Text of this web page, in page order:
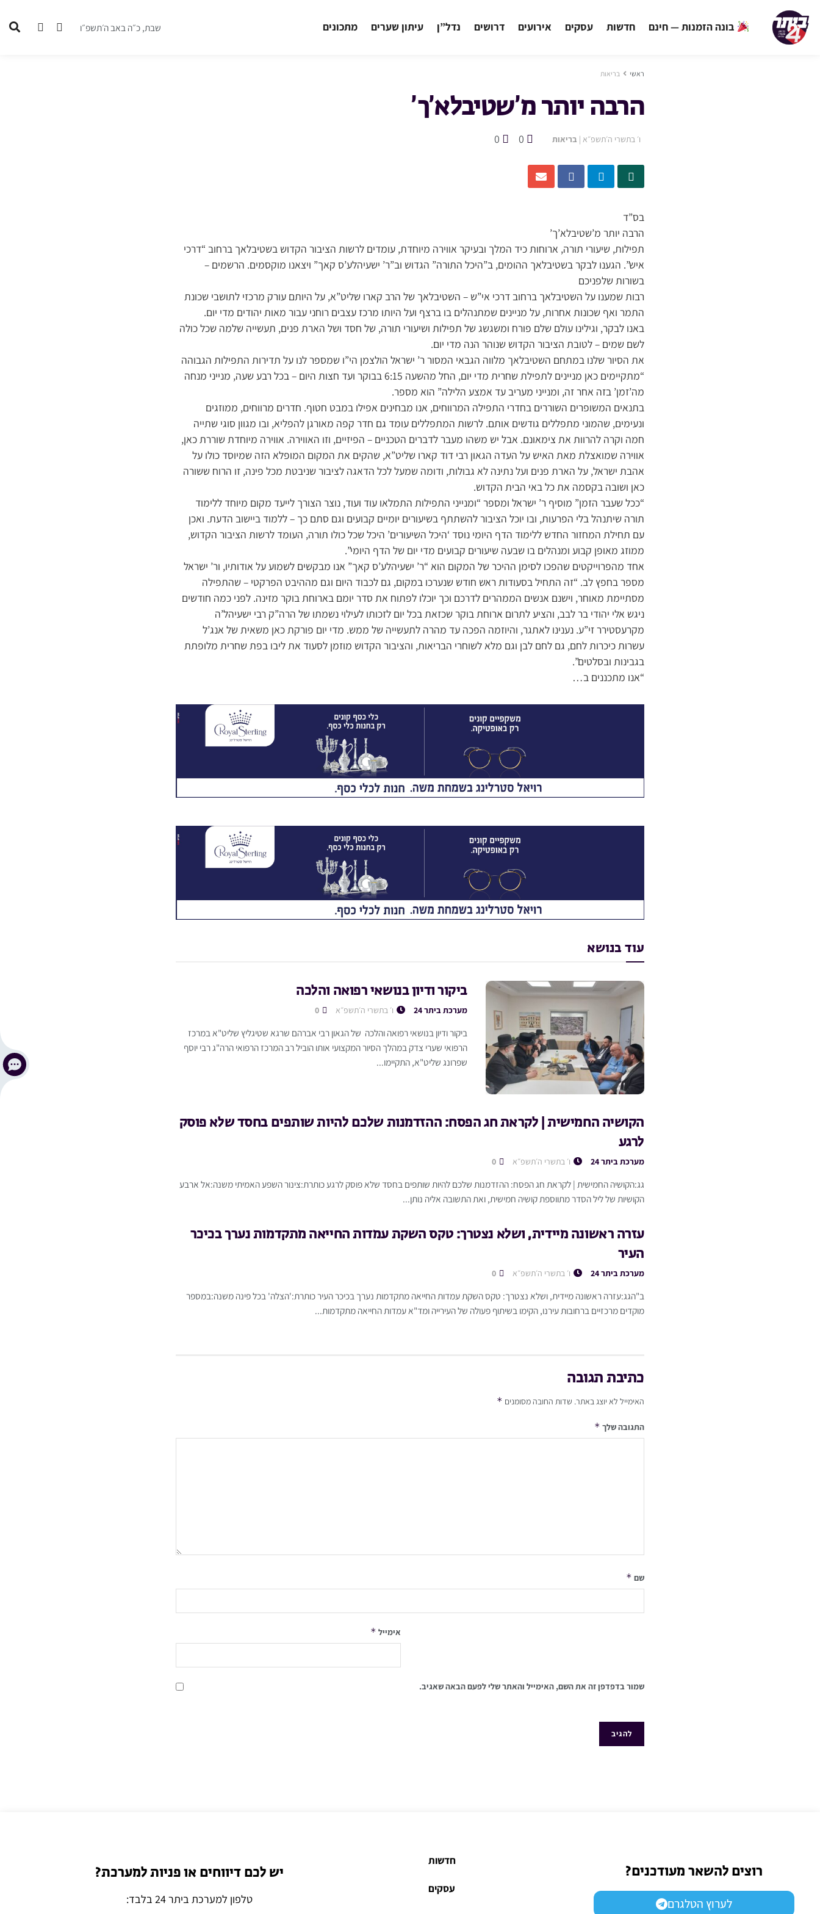
בונה הזמנות — חינם חדשות עסקים אירועים דרושים נדל”ן עיתון שערים מתכונים שבת, כ״ה באב ה׳תשפ״ו
ראשי בריאות
הרבה יותר מ’שטיבלא’ך’
ו׳ בתשרי ה׳תשפ״א | בריאות 0
0
בס”ד
הרבה יותר מ’שטיבלא’ך’
תפילות, שיעורי תורה, ארוחות כיד המלך ובעיקר אווירה מיוחדת, עומדים לרשות הציבור הקדוש בשטיבלאך ברחוב “דרכי
איש”. הגענו לבקר בשטיבלאך ההומים, ב”היכל התורה” הגדוש וב”ר’ ישעיהלע’ס קאך” ויצאנו מוקסמים. הרשמים –
בשורות שלפניכם
רבות שמענו על השטיבלאך ברחוב דרכי אי”ש – השטיבלאך של הרב קארו שליט”א, על היותם עורק מרכזי לתושבי שכונת
התמר ואף שכונות אחרות, על מניינים שמתנהלים בו ברצף ועל היותו מרכז עצבים רוחני עבור מאות יהודים מדי יום.
באנו לבקר, וגילינו עולם שלם פורח ומשגשג של תפילות ושיעורי תורה, של חסד ושל הארת פנים, תעשייה שלמה שכל כולה
לשם שמים – לטובת הציבור הקדוש שנוהר הנה מדי יום.
את הסיור שלנו במתחם השטיבלאך מלווה הגבאי המסור ר’ ישראל הולצמן הי”ו שמספר לנו על תדירות התפילות הגבוהה
“מתקיימים כאן מניינים לתפילת שחרית מדי יום, החל מהשעה 6:15 בבוקר ועד חצות היום – בכל רבע שעה, מנייני מנחה
מה’זמן’ בזה אחר זה, ומנייני מעריב עד אמצע הלילה” הוא מספר.
בתנאים המשופרים השוררים בחדרי התפילה המרווחים, אנו מבחינים אפילו במבט חטוף. חדרים מרווחים, ממוזגים
ונעימים, שהמוני מתפללים גודשים אותם. לרשות המתפללים עומד גם חדר קפה מאורגן להפליא, ובו מגוון סוגי שתייה
חמה וקרה להרוות את צימאונם. אבל יש משהו מעבר לדברים הטכניים – הפיזיים, וזו האווירה. אווירה מיוחדת שוררת כאן,
אווירה שמואצלת מאת האיש על העדה הגאון רבי דוד קארו שליט”א, שהקים את המקום המופלא הזה שמיוסד כולו על
אהבת ישראל, על הארת פנים ועל נתינה לא גבולות, ודומה שמעל לכל הדאגה לציבור שניבטת מכל פינה, זו הרוח ששורה
כאן ושובה בקסמה את כל באי הבית הקדוש.
“ככל שעבר הזמן” מוסיף ר’ ישראל ומספר “ומנייני התפילות התמלאו עוד ועוד, נוצר הצורך לייעד מקום מיוחד ללימוד
תורה שיתנהל בלי הפרעות, ובו יוכל הציבור להשתתף בשיעורים יומיים קבועים וגם סתם כך – ללמוד ביישוב הדעת. ואכן
עם תחילת המחזור החדש ללימוד הדף היומי נוסד ‘היכל השיעורים’ היכל שכל כולו תורה, העומד לרשות הציבור הקדוש,
ממוזג מאופן קבוע ומנהלים בו שבעה שיעורים קבועים מדי יום של הדף היומי”.
אחד מהפרוייקטים שהפכו לסימן ההיכר של המקום הוא “ר’ ישעיהלע’ס קאך” אנו מבקשים לשמוע על אודותיו, ור’ ישראל
מספר בחפץ לב. “זה התחיל בסעודות ראש חודש שנערכו במקום, גם לכבוד היום וגם מההיבט הפרקטי – שהתפילה
מסתיימת מאוחר, וישנם אנשים הממהרים לדרכם וכך יוכלו לפתוח את סדר יומם בארוחת בוקר מזינה. לפני כמה חודשים
ניגש אלי יהודי בר לבב, והציע לתרום ארוחת בוקר שכזאת בכל יום לזכותו לעילוי נשמתו של הרה”ק רבי ישעיהל’ה
מקרעסטירר זי”ע. נענינו לאתגר, והיוזמה הפכה עד מהרה לתעשייה של ממש. מדי יום פורקת כאן משאית של אנג’ל
עשרות כיכרות לחם, גם לחם לבן וגם מלא לשוחרי הבריאות, והציבור הקדוש מוזמן לסעוד את ליבו בפת שחרית מלופתת
בגבינות ובסלטים”.
“אנו מתכננים ב…
עוד בנושא
ביקור ודיון בנושאי רפואה והלכה
מערכת ביתר 24 ו׳ בתשרי ה׳תשפ״א
ביקור ודיון בנושאי רפואה והלכה של הגאון רבי אברהם שרגא שטיגליץ שליט"א במרכז
הרפואי שערי צדק במהלך הסיור המקצועי אותו הוביל רב המרכז הרפואי הרה"ג רבי יוסף
שפרונג שליט"א, התקיימו...
הקושיה החמישית | לקראת חג הפסח: ההזדמנות שלכם להיות שותפים בחסד שלא פוסק
לרגע
מערכת ביתר 24 ו׳ בתשרי ה׳תשפ״א
גג:הקושיה החמישית | לקראת חג הפסח: ההזדמנות שלכם להיות שותפים בחסד שלא פוסק לרגע כותרת:צינור השפע האמיתי משנה:אל ארבע
הקושיות של ליל הסדר מתווספת קושיה חמישית, ואת התשובה אליה נותן...
עזרה ראשונה מיידית, ושלא נצטרך: טקס השקת עמדות החייאה מתקדמות נערך בכיכר
העיר
מערכת ביתר 24 ו׳ בתשרי ה׳תשפ״א
ב"הגג:עזרה ראשונה מיידית, ושלא נצטרך: טקס השקת עמדות החייאה מתקדמות נערך בכיכר העיר כותרת:'הצלה' בכל פינה משנה:במספר
מוקדים מרכזיים ברחובות עירנו, הקימו בשיתוף פעולה של העירייה ומד"א עמדות החייאה מתקדמות...
כתיבת תגובה
האימייל לא יוצג באתר. שדות החובה מסומנים *
התגובה שלך *
שם *
אימייל *
שמור בדפדפן זה את השם, האימייל והאתר שלי לפעם הבאה שאגיב.
רוצים להשאר מעודכנים?
לערוץ הטלגרם
חדשות
עסקים
יש לכם דיווחים או פניות למערכת?
טלפון למערכת ביתר 24 בלבד: